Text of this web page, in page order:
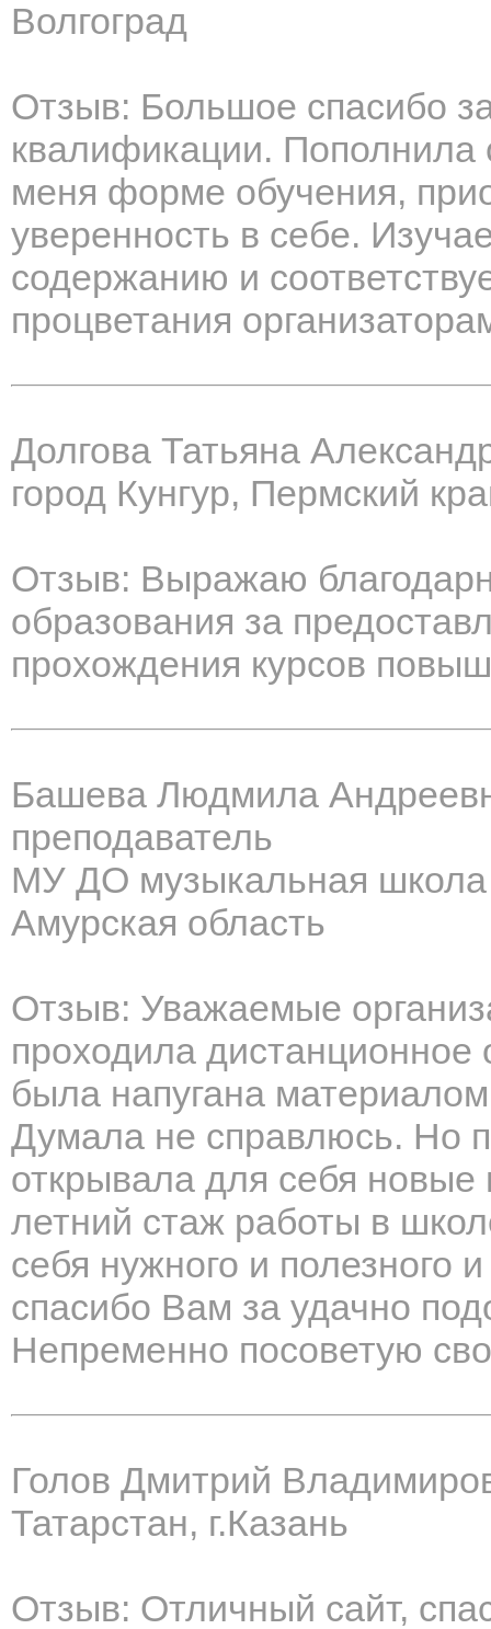
Волгоград
Отзыв: Большое спасибо
квалификации. Пополнила
меня форме обучения,
уверенность в себе.
содержанию и
процветания
Долгова Татьяна
город Кунгур, Пермский
Отзыв: Выражаю
образования за
прохождения курсов
Башева Людмила
преподаватель
МУ ДО музыкальная школа
Амурская область
Отзыв: Уважаемые
проходила дистанционное
была напугана
Думала не справлюсь. Но
открывала для себя
летний стаж работы в
себя нужного и полезного
спасибо Вам за удачно
Непременно посоветую
Голов Дмитрий
Татарстан, г.Казань
Отзыв: Отличный сайт,